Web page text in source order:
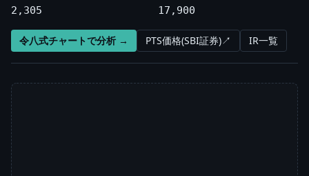
2,305
17,900
令八式チャートで分析 → PTS価格(SBI証券)↗ IR一覧